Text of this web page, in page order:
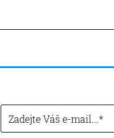
Zadejte Váš e-mail...